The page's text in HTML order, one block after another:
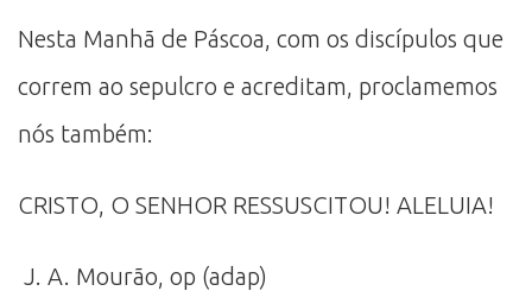
Nesta Manhã de Páscoa, com os discípulos que
correm ao sepulcro e acreditam, proclamemos
nós também:
CRISTO, O SENHOR RESSUSCITOU! ALELUIA!
J. A. Mourão, op (adap)